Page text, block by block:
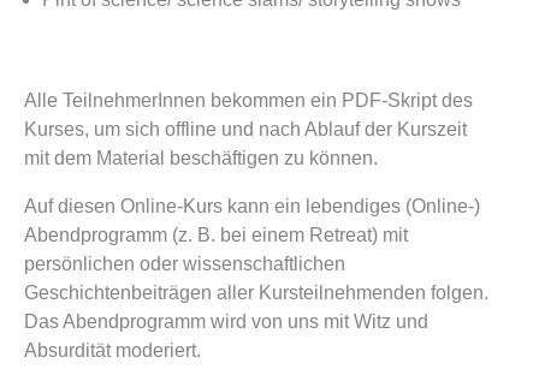
Alle TeilnehmerInnen bekommen ein PDF-Skript des
Kurses, um sich offline und nach Ablauf der Kurszeit
mit dem Material beschäftigen zu können.
Auf diesen Online-Kurs kann ein lebendiges (Online-)
Abendprogramm (z. B. bei einem Retreat) mit
persönlichen oder wissenschaftlichen
Geschichtenbeiträgen aller Kursteilnehmenden folgen.
Das Abendprogramm wird von uns mit Witz und
Absurdität moderiert.